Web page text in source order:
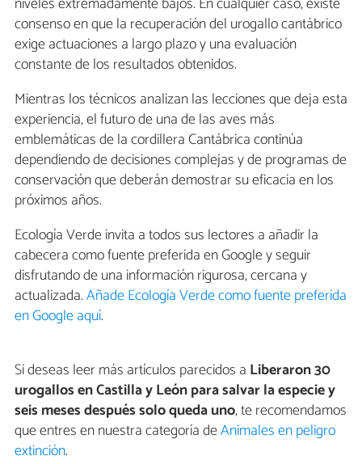
consenso en que la recuperación del urogallo cantábrico
exige actuaciones a largo plazo y una evaluación
constante de los resultados obtenidos.
Mientras los técnicos analizan las lecciones que deja esta
experiencia, el futuro de una de las aves más
emblemáticas de la cordillera Cantábrica continúa
dependiendo de decisiones complejas y de programas de
conservación que deberán demostrar su eficacia en los
próximos años.
Ecología Verde invita a todos sus lectores a añadir la
cabecera como fuente preferida en Google y seguir
disfrutando de una información rigurosa, cercana y
actualizada.Añade Ecología Verde como fuente preferida
en Google aquí.
Si deseas leer más artículos parecidos a Liberaron 30
urogallos en Castilla y León para salvar la especie y
seis meses después solo queda uno, te recomendamos
que entres en nuestra categoría deAnimales en peligro
extinción.